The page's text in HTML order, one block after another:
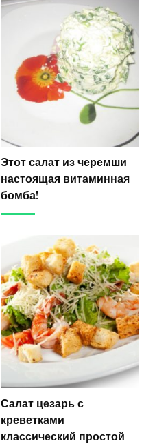
Этот салат из черемши
настоящая витаминная
бомба!
Салат цезарь с
креветками
классический простой